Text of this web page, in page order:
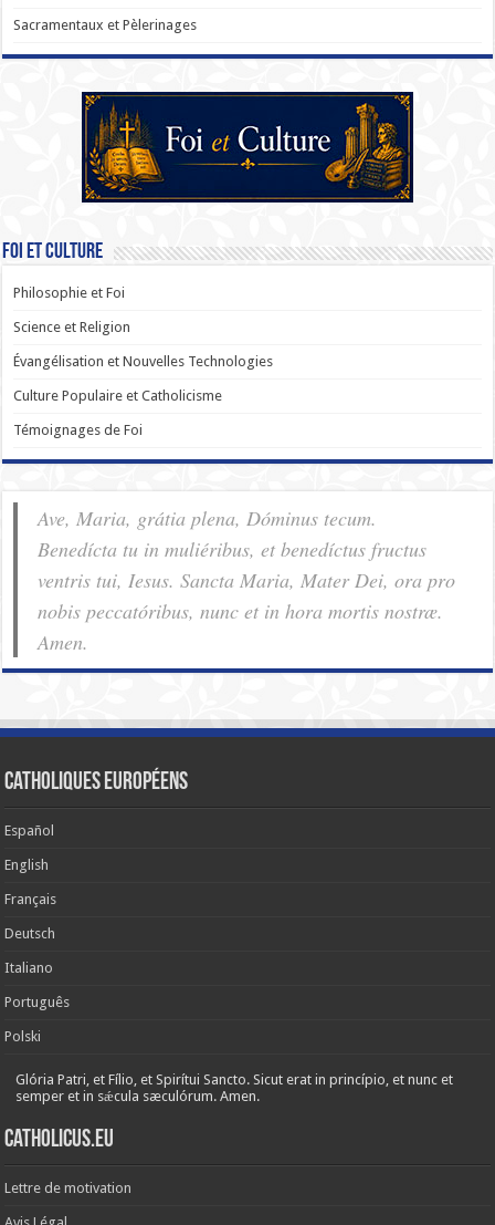
Sacramentaux et Pèlerinages
Foi et Culture
Philosophie et Foi
Science et Religion
Évangélisation et Nouvelles Technologies
Culture Populaire et Catholicisme
Témoignages de Foi
Ave, Maria, grátia plena, Dóminus tecum.
Benedícta tu in muliéribus, et benedíctus fructus
ventris tui, Iesus. Sancta Maria, Mater Dei, ora pro
nobis pec­ca­tóribus, nunc et in hora mortis nostræ.
Amen.
Catholiques européens
Español
English
Français
Deutsch
Italiano
Português
Polski
Glória Patri, et Fílio, et Spirítui Sancto. Sicut erat in princípio, et nunc et
semper et in sǽcula sæculórum. Amen.
Catholicus.eu
Lettre de motivation